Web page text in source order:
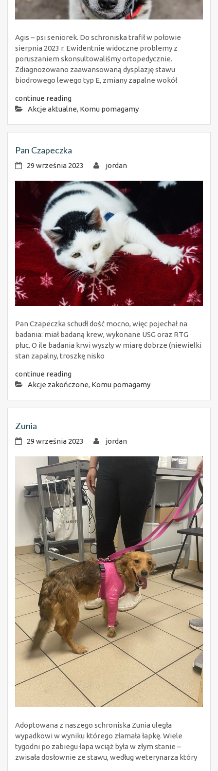
Agis – psi seniorek. Do schroniska trafił w połowie
sierpnia 2023 r. Ewidentnie widoczne problemy z
poruszaniem skonsultowaliśmy ortopedycznie.
Zdiagnozowano zaawansowaną dysplazję stawu
biodrowego lewego typ E, zmiany zapalne wokół
continue reading
Akcje aktualne, Komu pomagamy
Pan Czapeczka
29 września 2023 jordan
Pan Czapeczka schudł dość mocno, więc pojechał na
badania: miał badaną krew, wykonane USG oraz RTG
płuc. O ile badania krwi wyszły w miarę dobrze (niewielki
stan zapalny, troszkę nisko
continue reading
Akcje zakończone, Komu pomagamy
Zunia
29 września 2023 jordan
Adoptowana z naszego schroniska Zunia uległa
wypadkowi w wyniku którego złamała łapkę. Wiele
tygodni po zabiegu łapa wciąż była w złym stanie –
zwisała dosłownie ze stawu, według weterynarza który